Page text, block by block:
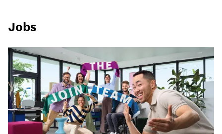
Jobs